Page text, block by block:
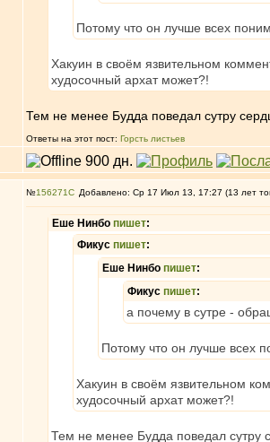
Потому что он лучше всех
Хакуин в своём язвительном
худосочный архат может?!
Тем не менее Будда поведал сутру
Ответы на этот пост: Горсть листьев
№156271 Добавлено: Ср 17 Июл 13, 17:27 (13 лет
Еше Нинбо пишет:
Фикус пишет:
Еше Нинбо пишет:
Фикус пишет:
а почему в сутре -
Потому что он лучше всех
Хакуин в своём язвительном
худосочный архат может?!
Тем не менее Будда поведал сутру